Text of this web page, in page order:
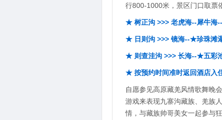
行800-1000米，景区门口取票
★ 树正沟 >>> 老虎海--犀牛海
★ 日则沟 >>> 镜海--★珍珠滩
★ 则查洼沟 >>> 长海--★五彩
★ 按预约时间准时返回酒店入
自愿参见高原藏羌风情歌舞晚
游戏来表现九寨沟藏族、羌族
情，与藏族帅哥美女一起参与